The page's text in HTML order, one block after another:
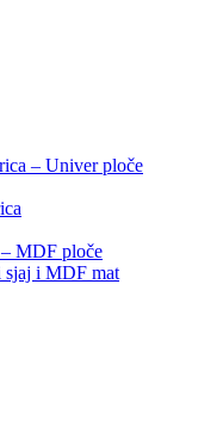
– Univer ploče
MDF ploče
sjaj i MDF mat